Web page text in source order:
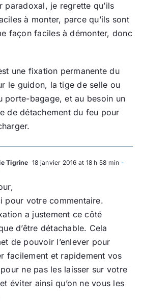
paradoxal, je regrette qu’ils
à monter, parce qu’ils sont
façon faciles à démonter, donc
une fixation permanente du
le guidon, la tige de selle ou
porte-bagage, et au besoin un
de détachement du feu pour
Tigrine 18 janvier 2016 at 18 h 58 min -
pour votre commentaire.
a justement ce côté
d’être détachable. Cela
de pouvoir l’enlever pour
facilement et rapidement vos
ne pas les laisser sur votre
éviter ainsi qu’on ne vous les